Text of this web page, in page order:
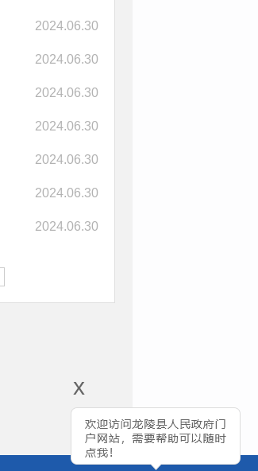
x
2024.06.30
2024.06.30
2024.06.30
2024.06.30
2024.06.30
2024.06.30
2024.06.30